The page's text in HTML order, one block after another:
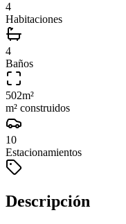
4
Habitaciones
4
Baños
502m²
m² construidos
10
Estacionamientos
Descripción